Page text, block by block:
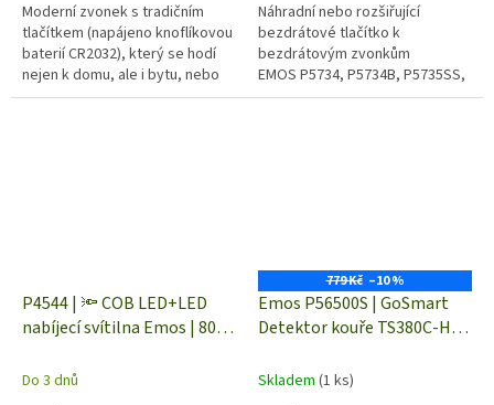
Moderní zvonek s tradičním
tlačítkem (napájeno knoflíkovou
baterií CR2032), který se hodí
nejen k domu, ale i bytu, nebo
do kanceláře. Velkou předností
Náhradní nebo rozšiřující
bezdrátové tlačítko k
bezdrátovým zvonkům
EMOS P5734, P5734B, P5735SS,
P5735WS. Dosah signálu mezi
P4544 | 🔦 COB LED+LED
nabíjecí svítilna Emos | 800
magnet, 2x hák
Do 3 dnů
779 Kč –10 %
Emos P56500S | GoSmart
Detektor kouře TS380C-HW
signalizace >85 dB
Skladem (1 ks)